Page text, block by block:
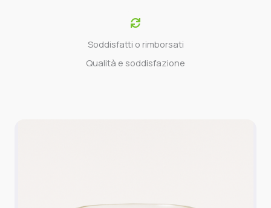
Soddisfatti o rimborsati
Qualità e soddisfazione